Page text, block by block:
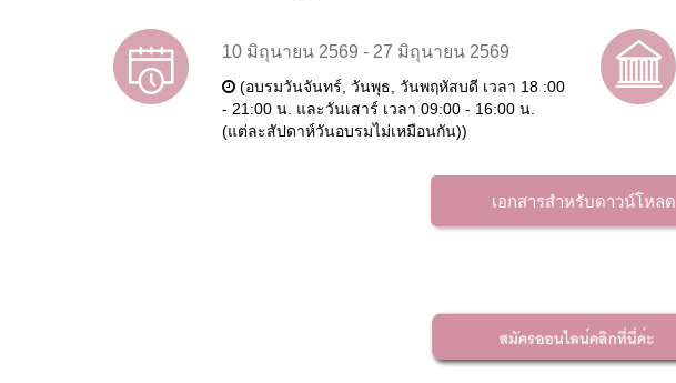
10 มิถุนายน 2569 - 27 มิถุนายน 2569
(อบรมวันจันทร์, วันพุธ, วันพฤหัสบดี เวลา 18 :00
- 21:00 น. และวันเสาร์ เวลา 09:00 - 16:00 น.
(แต่ละสัปดาห์วันอบรมไม่เหมือนกัน))
เอกสารสำหรับดาวน์โหลด